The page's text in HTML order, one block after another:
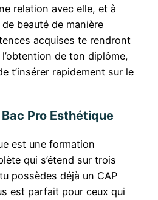
relation avec elle, et à
beauté de manière
acquises te rendront
de ton diplôme,
t’insérer rapidement sur le
Pro Esthétique
est une formation
qui s’étend sur trois
possèdes déjà un CAP
est parfait pour ceux qui